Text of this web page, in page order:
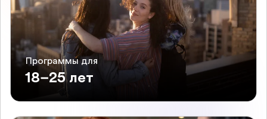
Программы для
18–25 лет